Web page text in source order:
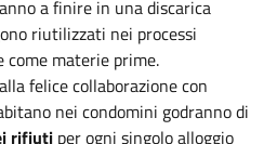
a finire in una discarica
riutilizzati nei processi
materie prime.
felice collaborazione con
nei condomini godranno di
rifiuti per ogni singolo alloggio